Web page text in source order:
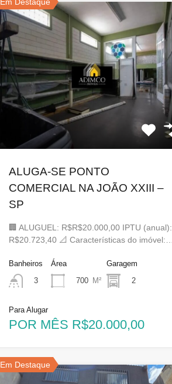
Em Destaque
ALUGA-SE PONTO
COMERCIAL NA JOÃO XXIII –
SP
🏢 ALUGUEL: R$R$20.000,00 IPTU (anual):
R$20.723,40 📐 Características do imóvel:…
Banheiros
3
Área
700
M²
Garagem
2
Para Alugar
POR MÊS R$20.000,00
Em Destaque